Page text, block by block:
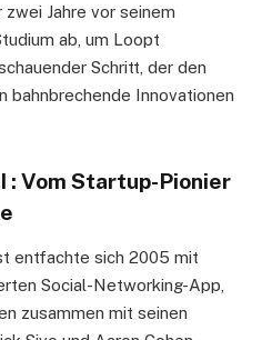
Jahre vor seinem
ab, um Loopt
Schritt, der den
bahnbrechende Innovationen
: Vom Startup-Pionier
entfachte sich 2005 mit
Social-Networking-App,
zusammen mit seinen